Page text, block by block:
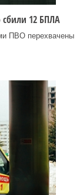
сбили 12 БПЛА
ПВО перехвачены